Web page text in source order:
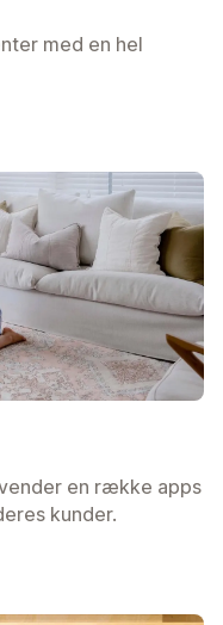
med en hel
en række apps
kunder.